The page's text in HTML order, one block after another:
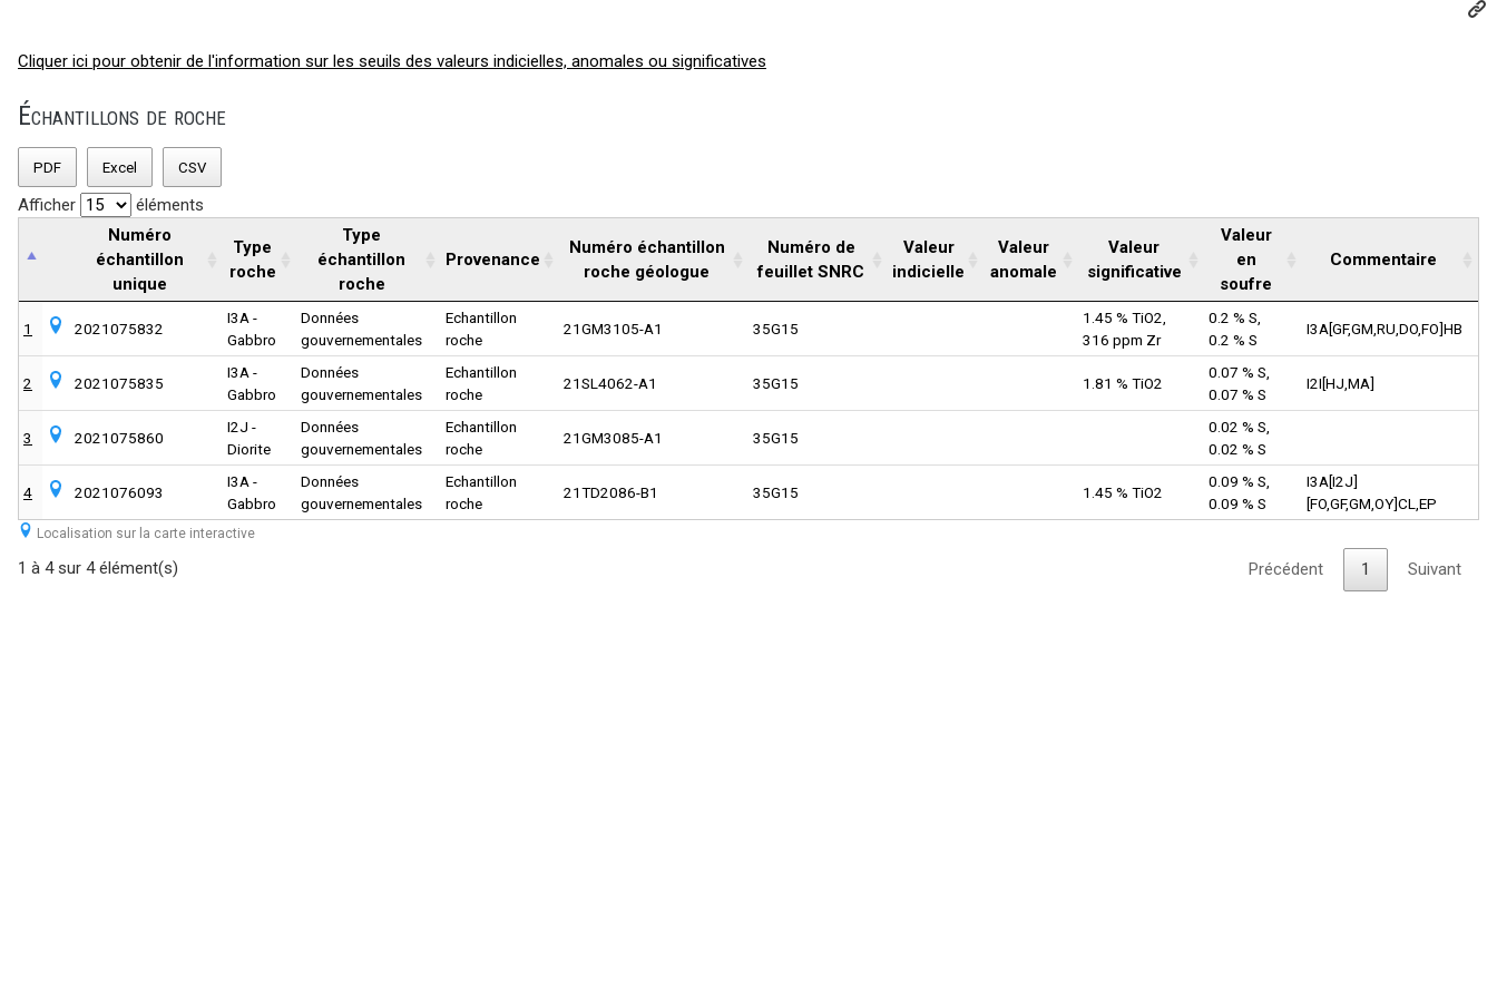
Cliquer ici pour obtenir de l'information sur les seuils des valeurs indicielles, anomales ou significatives
Échantillons de roche
PDF Excel CSV
Afficher éléments
Localisation sur la carte interactive
Numéro
échantillon
unique
Type
roche
Type
échantillon
roche
Provenance
Numéro échantillon
roche géologue
Numéro de
feuillet SNRC
Valeur
indicielle
Valeur
anomale
Valeur
significative
Valeur
en
soufre
Commentaire
1 2021075832
I3A -
Gabbro
Données
gouvernementales
Echantillon
roche
21GM3105-A1 35G15
1.45 % TiO2,
316 ppm Zr
0.2 % S,
0.2 % S
I3A[GF,GM,RU,DO,FO]HB
2 2021075835
I3A -
Gabbro
Données
gouvernementales
Echantillon
roche
21SL4062-A1 35G15 1.81 % TiO2
0.07 % S,
0.07 % S
I2I[HJ,MA]
3 2021075860
I2J -
Diorite
Données
gouvernementales
Echantillon
roche
21GM3085-A1 35G15
0.02 % S,
0.02 % S
4 2021076093
I3A -
Gabbro
Données
gouvernementales
Echantillon
roche
21TD2086-B1 35G15 1.45 % TiO2
0.09 % S,
0.09 % S
I3A[I2J]
[FO,GF,GM,OY]CL,EP
1 à 4 sur 4 élément(s) Précédent 1 Suivant